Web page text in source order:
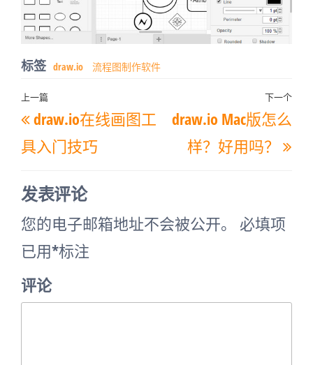
标签 draw.io 流程图制作软件
文
章
导
上
一
篇
文
章
上一篇
draw.io在线画图工
具入门技巧
下
下一个
draw.io Mac版怎么
样？好用吗？
发表评论
您的电子邮箱地址不会被公开。
必填项
已用*标注
评论